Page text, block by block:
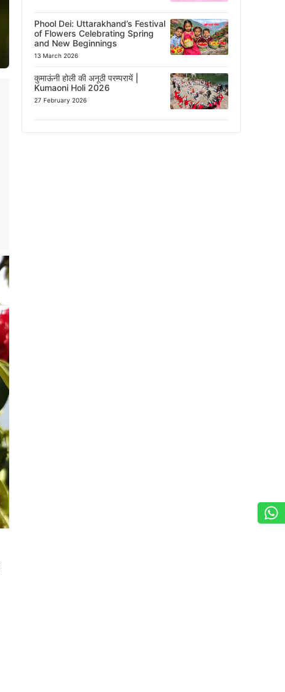
Phool Dei: Uttarakhand’s Festival
of Flowers Celebrating Spring
and New Beginnings
13 March 2026
कुमाऊंनी होली की अनूठी परम्परायें |
Kumaoni Holi 2026
27 February 2026